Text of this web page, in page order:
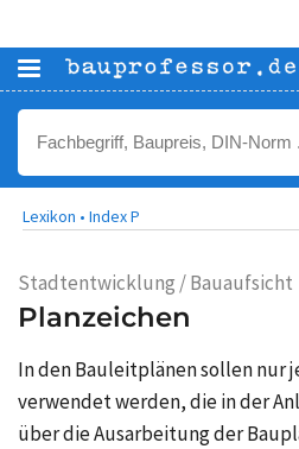
Lexikon • Index P
Stadtentwicklung / Bauaufsicht
Planzeichen
In den Bauleitplänen sollen nur
verwendet werden, die in der
über die Ausarbeitung der